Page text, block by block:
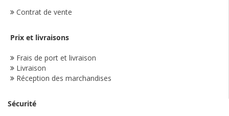
Contrat de vente
Prix et livraisons
Frais de port et livraison
Livraison
Réception des marchandises
Sécurité